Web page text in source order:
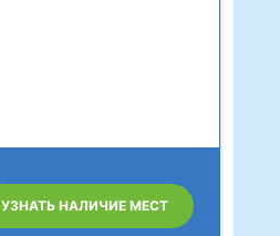
УЗНАТЬ НАЛИЧИЕ МЕСТ